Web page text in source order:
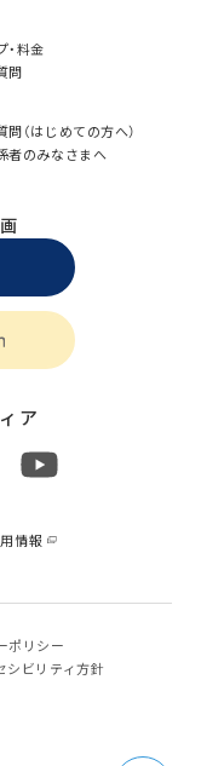
・料金
問
（はじめての方へ）
者のみなさまへ
ア
情報
ポリシー
シビリティ方針